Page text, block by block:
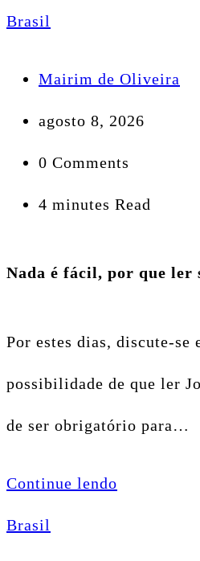
Brasil
Mairim de Oliveira
agosto 8, 2026
0 Comments
4 minutes Read
Nada é fácil, por que ler
Por estes dias, discute-se
possibilidade de que ler
de ser obrigatório para…
Continue lendo
Brasil